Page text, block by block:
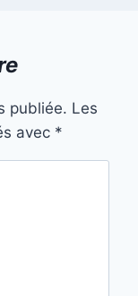
publiée. Les
avec *